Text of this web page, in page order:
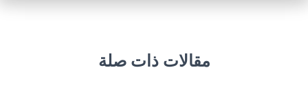
مقالات ذات صلة